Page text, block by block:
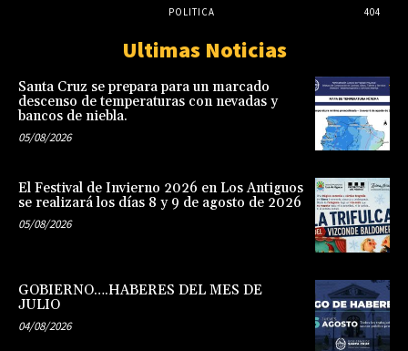
POLITICA
404
Ultimas Noticias
Santa Cruz se prepara para un marcado
descenso de temperaturas con nevadas y
bancos de niebla.
05/08/2026
El Festival de Invierno 2026 en Los Antiguos
se realizará los días 8 y 9 de agosto de 2026
05/08/2026
GOBIERNO….HABERES DEL MES DE
JULIO
04/08/2026